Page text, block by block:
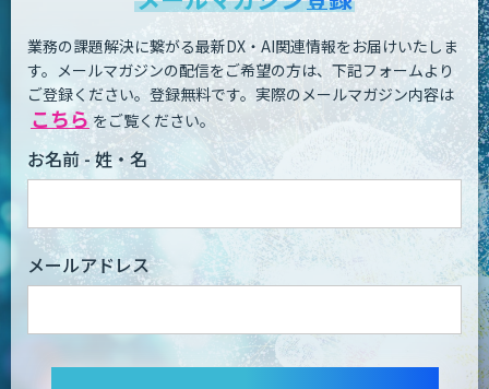
業務の課題解決に繋がる最新DX・AI関連情報をお届けいたしま
す。 メールマガジンの配信をご希望の方は、下記フォームより
ご登録ください。登録無料です。 実際のメールマガジン内容は
こちら をご覧ください。
お名前 - 姓・名
メールアドレス